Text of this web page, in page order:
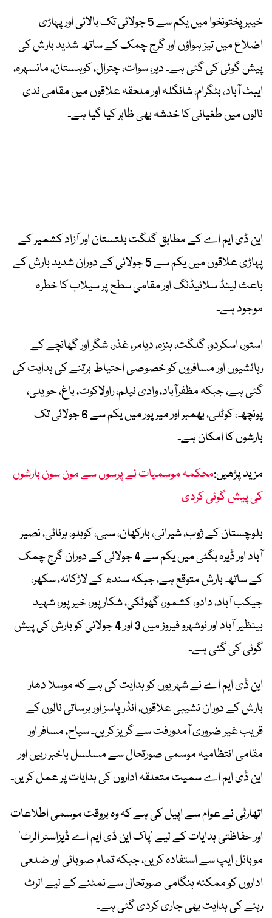
خیبرپختونخوا میں یکم سے 5 جولائی تک بالائی اور پہاڑی
اضلاع میں تیز ہواؤں اور گرج چمک کے ساتھ شدید بارش کی
پیش گوئی کی گئی ہے۔ دیر، سوات، چترال، کوہستان، مانسہرہ،
ایبٹ آباد، بٹگرام، شانگلہ اور ملحقہ علاقوں میں مقامی ندی
نالوں میں طغیانی کا خدشہ بھی ظاہر کیا گیا ہے۔
این ڈی ایم اے کے مطابق گلگت بلتستان اور آزاد کشمیر کے
پہاڑی علاقوں میں یکم سے 5 جولائی کے دوران شدید بارش کے
باعث لینڈ سلائیڈنگ اور مقامی سطح پر سیلاب کا خطرہ
موجود ہے۔
استور، اسکردو، گلگت، ہنزہ، دیامر، غذر، شگر اور گھانچے کے
رہائشیوں اور مسافروں کو خصوصی احتیاط برتنے کی ہدایت کی
گئی ہے، جبکہ مظفرآباد، وادی نیلم، راولاکوٹ، باغ، حویلی،
پونچھ، کوٹلی، بھمبر اور میرپور میں یکم سے 6 جولائی تک
بارشوں کا امکان ہے۔
مزید پڑھیں:محکمہ موسمیات نے پرسوں سے مون سون بارشوں
کی پیش گوئی کردی
بلوچستان کے ژوب، شیرانی، بارکھان، سبی، کوہلو، ہرنائی، نصیر
آباد اور ڈیرہ بگٹی میں یکم سے 4 جولائی کے دوران گرج چمک
کے ساتھ بارش متوقع ہے، جبکہ سندھ کے لاڑکانہ، سکھر،
جیکب آباد، دادو، کشمور، گھوٹکی، شکارپور، خیرپور، شہید
بینظیر آباد اور نوشہرو فیروز میں 3 اور 4 جولائی کو بارش کی پیش
گوئی کی گئی ہے۔
این ڈی ایم اے نے شہریوں کو ہدایت کی ہے کہ موسلا دھار
بارش کے دوران نشیبی علاقوں، انڈر پاسز اور برساتی نالوں کے
قریب غیر ضروری آمدورفت سے گریز کریں۔ سیاح، مسافر اور
مقامی انتظامیہ موسمی صورتحال سے مسلسل باخبر رہیں اور
این ڈی ایم اے سمیت متعلقہ اداروں کی ہدایات پر عمل کریں۔
اتھارٹی نے عوام سے اپیل کی ہے کہ وہ بروقت موسمی اطلاعات
اور حفاظتی ہدایات کے لیے ’پاک این ڈی ایم اے ڈیزاسٹر الرٹ‘
موبائل ایپ سے استفادہ کریں، جبکہ تمام صوبائی اور ضلعی
اداروں کو ممکنہ ہنگامی صورتحال سے نمٹنے کے لیے الرٹ
رہنے کی ہدایت بھی جاری کردی گئی ہے۔